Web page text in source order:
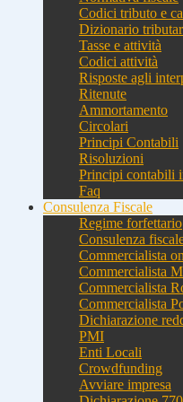
Codici tributo e
Dizionario
Tasse e attività
Codici attività
Risposte agli
Ritenute
Ammortamento
Circolari
Principi Contabili
Risoluzioni
Principi contabili
Faq
Consulenza Fiscale
Regime forfettario
Consulenza
Commercialista
Commercialista
Commercialista
Commercialista
Dichiarazione
PMI
Enti Locali
Crowdfunding
Avviare impresa